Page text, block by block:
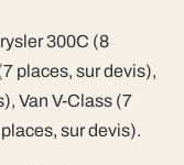
300C (8
places, sur devis),
Van V-Class (7
sur devis).